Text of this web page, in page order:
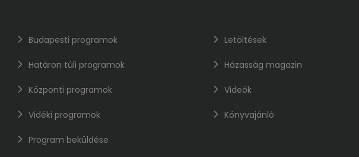
Budapesti programok
Határon túli programok
Központi programok
Vidéki programok
Program beküldése
Letöltések
Házasság magazin
Videók
Könyvajánló